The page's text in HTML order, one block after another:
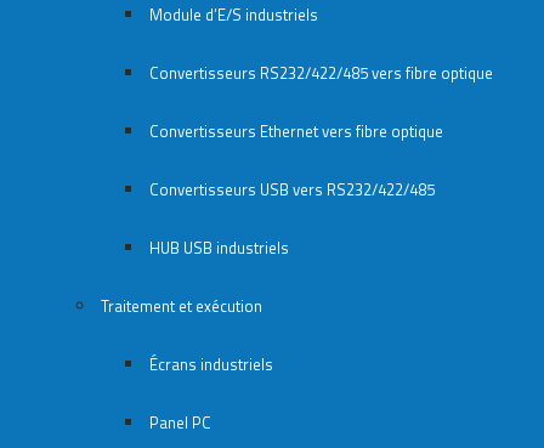
Module d’E/S industriels
Convertisseurs RS232/422/485 vers fibre optique
Convertisseurs Ethernet vers fibre optique
Convertisseurs USB vers RS232/422/485
HUB USB industriels
Traitement et exécution
Écrans industriels
Panel PC